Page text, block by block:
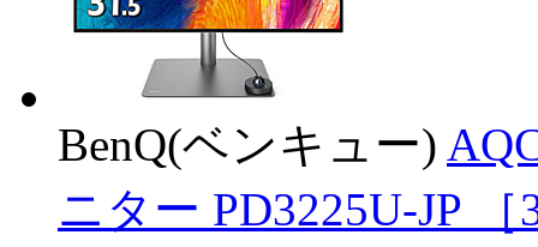
BenQ(ベンキュー)
ニター PD3225U-JP